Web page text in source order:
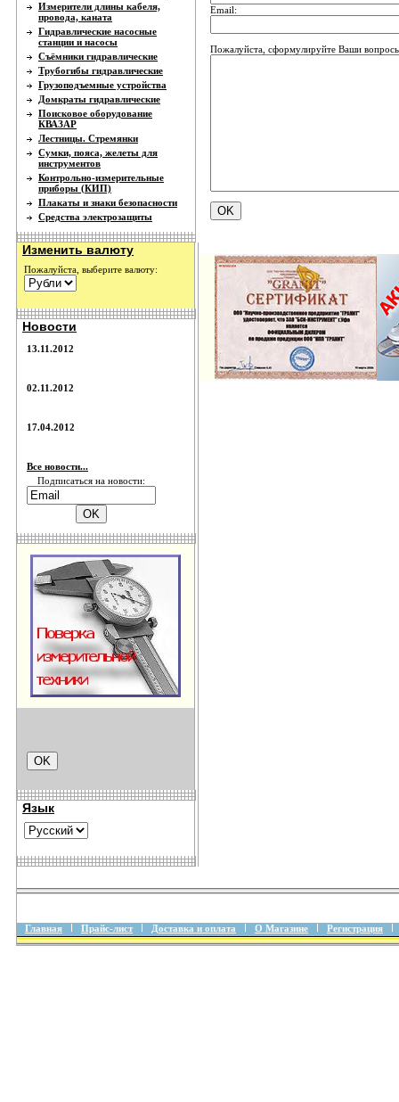
Измерители длины кабеля,
провода, каната
Гидравлические насосные
станции и насосы
Съёмники гидравлические
Трубогибы гидравлические
Грузоподъемные устройства
Домкраты гидравлические
Поисковое оборудование
КВАЗАР
Лестницы. Стремянки
Сумки, пояса, желеты для
инструментов
Контрольно-измерительные
приборы (КИП)
Плакаты и знаки безопасности
Средства электрозащиты
Изменить валюту
Пожалуйста, выберите валюту:
Новости
13.11.2012
02.11.2012
17.04.2012
Все новости...
Подписаться на новости:
Язык
Email:
Пожалуйста, сформулируйте Ваши
Главная Прайс-лист Доставка и оплата О Магазине Регистрация